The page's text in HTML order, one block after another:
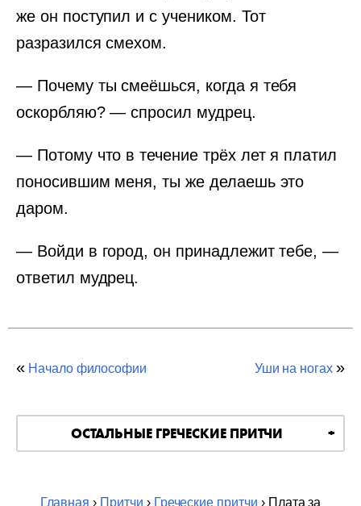
же он поступил и с учеником. Тот
разразился смехом.
— Почему ты смеёшься, когда я тебя
оскорбляю? — спросил мудрец.
— Потому что в течение трёх лет я платил
поносившим меня, ты же делаешь это
даром.
— Войди в город, он принадлежит тебе, —
ответил мудрец.
« Начало философии Уши на ногах »
ОСТАЛЬНЫЕ ГРЕЧЕСКИЕ ПРИТЧИ
Главная › Притчи › Греческие притчи › Плата за